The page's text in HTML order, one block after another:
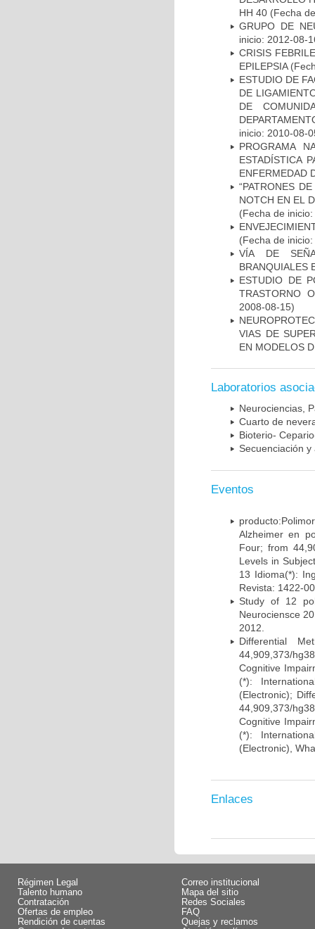
HH 40 (Fecha
GRUPO DE
inicio: 2012-08-
CRISIS
EPILEPSIA
ESTUDIO DE
DE
DE
inicio: 2010-08-
PROGRAMA
ESTADÍSTICA
ENFERMEDAD
“PATRONES
NOTCH EN EL
(Fecha de
(Fecha de
VÍA DE
BRANQUIALES
ESTUDIO DE
TRASTORNO
2008-08-15)
VIAS DE
EN MODELOS
Laboratorios
Neurociencias,
Cuarto de
Bioterio-
Secuenciación
Eventos
Alzheimer en
Four; from
Levels in
13 Idioma(*):
Revista: 1422-
Study of 12
Neurociensce
2012.
Differential
44,909,373/
Cognitive
(*):
(Electronic);
44,909,373/
Cognitive
(*):
(Electronic),
Enlaces
Régimen Legal
Talento humano
Contratación
Ofertas de empleo
Rendición de cuentas
Correo institucional
Mapa del sitio
Redes Sociales
FAQ
Quejas y reclamos